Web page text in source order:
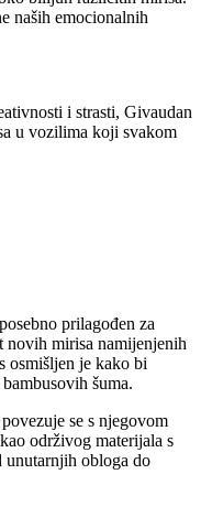
naših emocionalnih
i strasti, Givaudan
u vozilima koji svakom
prilagođen za
mirisa namijenjenih
osmišljen je kako bi
šuma.
se s njegovom
održivog materijala s
unutarnjih obloga do